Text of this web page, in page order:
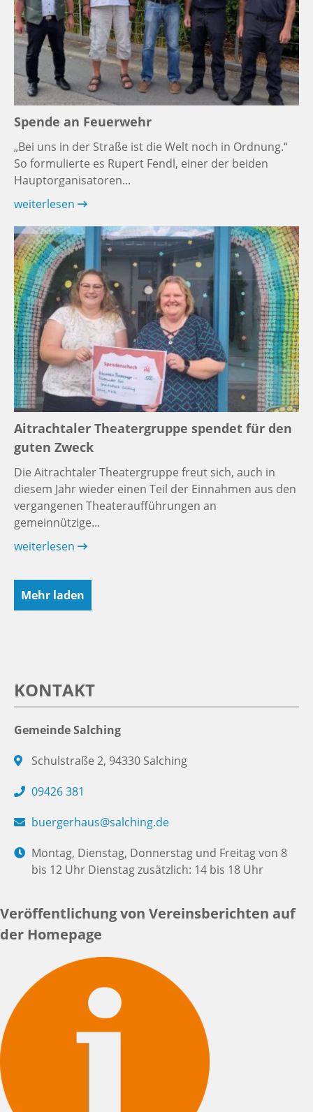
Spende an Feuerwehr
„Bei uns in der Straße ist die Welt noch in Ordnung.“
So formulierte es Rupert Fendl, einer der beiden
Hauptorganisatoren...
weiterlesen
Aitrachtaler Theatergruppe spendet für den
guten Zweck
Die Aitrachtaler Theatergruppe freut sich, auch in
diesem Jahr wieder einen Teil der Einnahmen aus den
vergangenen Theateraufführungen an
gemeinnützige...
weiterlesen
Mehr laden
KONTAKT
Gemeinde Salching
Schulstraße 2, 94330 Salching
09426 381
buergerhaus@salching.de
Montag, Dienstag, Donnerstag und Freitag von 8
bis 12 Uhr Dienstag zusätzlich: 14 bis 18 Uhr
Veröffentlichung von Vereinsberichten auf
der Homepage